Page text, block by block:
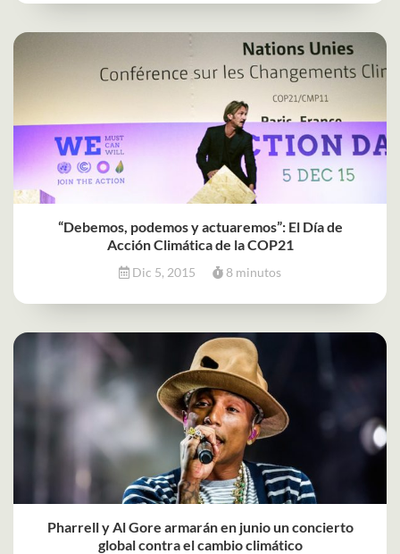
“Debemos, podemos y actuaremos”: El Día de
Acción Climática de la COP21
Dic 5, 2015 8 minutos
Pharrell y Al Gore armarán en junio un concierto
global contra el cambio climático